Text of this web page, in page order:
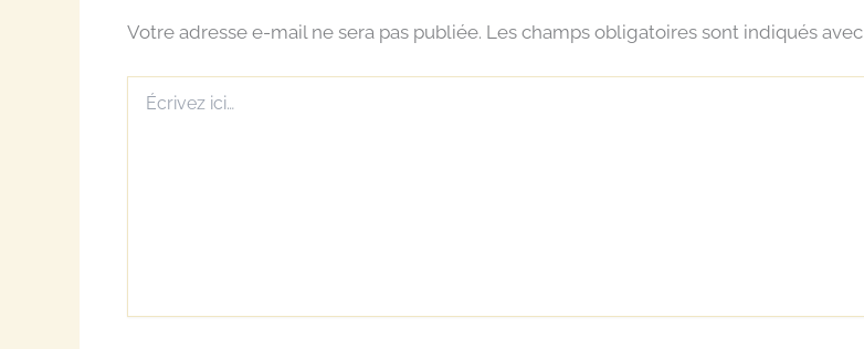
Votre adresse e-mail ne sera pas publiée. Les champs obligatoires sont indiqués avec
ici…